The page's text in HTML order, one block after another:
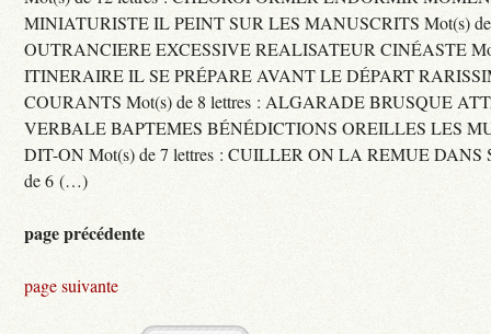
MINIATURISTE IL PEINT SUR LES MANUSCRITS Mot(s) de
OUTRANCIERE EXCESSIVE REALISATEUR CINÉASTE
ITINERAIRE IL SE PRÉPARE AVANT LE DÉPART
COURANTS Mot(s) de 8 lettres : ALGARADE BRUSQUE
VERBALE BAPTEMES BÉNÉDICTIONS OREILLES LES
DIT-ON Mot(s) de 7 lettres : CUILLER ON LA REMUE DANS
de 6 (…)
page précédente
page suivante